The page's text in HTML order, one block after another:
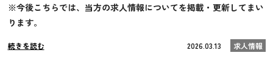
※今後こちらでは、当方の求人情報についてを掲載・更新してまい
ります。
続きを読む 2026.03.13 求人情報